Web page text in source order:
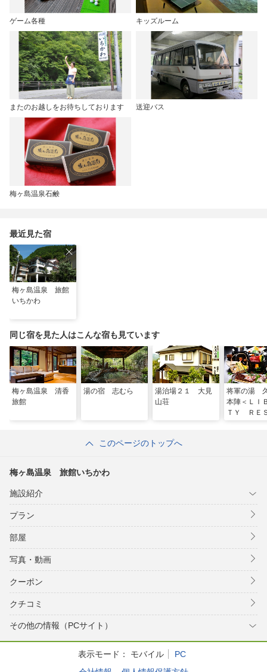
ゲーム各種 キッズルーム
またのお越しをお待ちしております 送迎バス
梅ヶ島温泉石鹸
最近見た宿
梅ヶ島温泉 旅館
いちかわ
同じ宿を見た人はこんな宿も見ています
梅ヶ島温泉 清香
旅館
湯の宿 志むら
湯治場２１ 大見
山荘
将軍の湯
本陣＜ＬＩ
ＴＹ ＲＥ
このページのトップへ
梅ヶ島温泉 旅館いちかわ
施設紹介
プラン
部屋
写真・動画
クーポン
クチコミ
その他の情報（PCサイト）
表示モード： モバイル
PC